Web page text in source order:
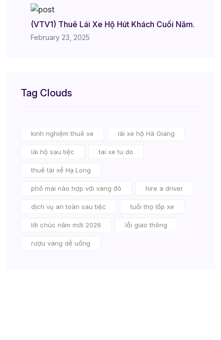
(VTV1) Thuê Lái Xe Hộ Hút Khách Cuối Năm.
February 23, 2025
Tag Clouds
kinh nghiệm thuê xe lái xe hộ Hà Giang
lái hộ sau tiệc tai xe tu do
thuê tài xế Hạ Long
phô mai nào hợp với vang đỏ hire a driver
dịch vụ an toàn sau tiệc tuổi thọ lốp xe
lời chúc năm mới 2026 lỗi giao thông
rượu vang dễ uống